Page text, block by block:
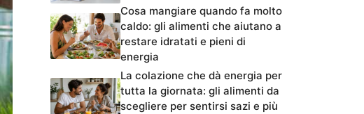
Cosa mangiare quando fa molto
caldo: gli alimenti che aiutano a
restare idratati e pieni di
energia
La colazione che dà energia per
tutta la giornata: gli alimenti da
scegliere per sentirsi sazi e più